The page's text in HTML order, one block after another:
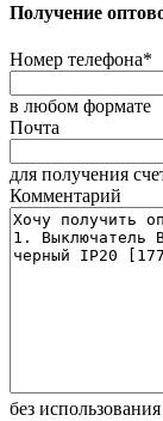
Получение
Номер телефона*
в любом формате
Почта
для получения
Комментарий
без